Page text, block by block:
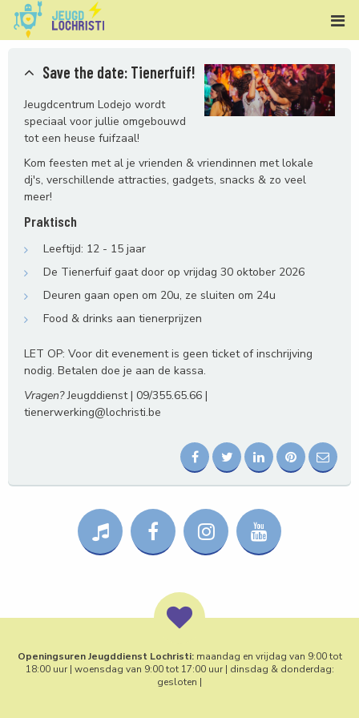
Save the date: Tienerfuif!
Jeugdcentrum Lodejo wordt
speciaal voor jullie omgebouwd
tot een heuse fuifzaal!
Kom feesten met al je vrienden & vriendinnen met lokale
dj's, verschillende attracties, gadgets, snacks & zo veel
meer!
Praktisch
Leeftijd: 12 - 15 jaar
De Tienerfuif gaat door op vrijdag 30 oktober 2026
Deuren gaan open om 20u, ze sluiten om 24u
Food & drinks aan tienerprijzen
LET OP: Voor dit evenement is geen ticket of inschrijving
nodig. Betalen doe je aan de kassa.
Vragen?Jeugddienst | 09/355.65.66 |
tienerwerking@lochristi.be
Openingsuren Jeugddienst Lochristi:maandag en vrijdag van 9:00 tot
18:00 uur | woensdag van 9:00 tot 17:00 uur | dinsdag & donderdag:
gesloten |